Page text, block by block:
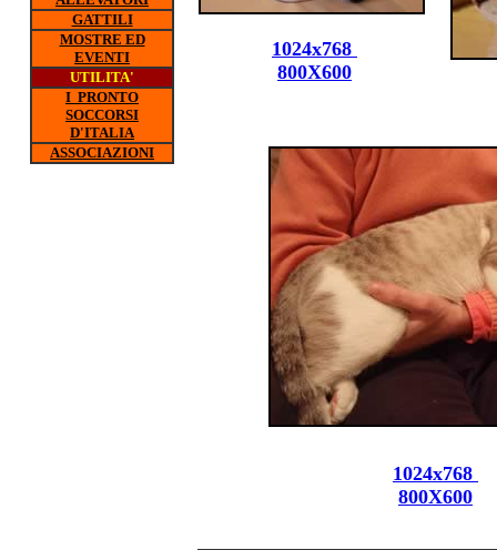
1024x768
800X600
1024x768
800X600
GATTILI
MOSTRE ED
EVENTI
UTILITA'
I PRONTO
SOCCORSI
D'ITALIA
ASSOCIAZIONI